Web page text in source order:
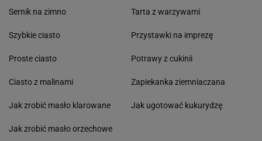
Sernik na zimno
Szybkie ciasto
Proste ciasto
Ciasto z malinami
Jak zrobić masło klarowane
Jak zrobić masło orzechowe
Tarta z warzywami
Przystawki na imprezę
Potrawy z cukinii
Zapiekanka ziemniaczana
Jak ugotować kukurydzę